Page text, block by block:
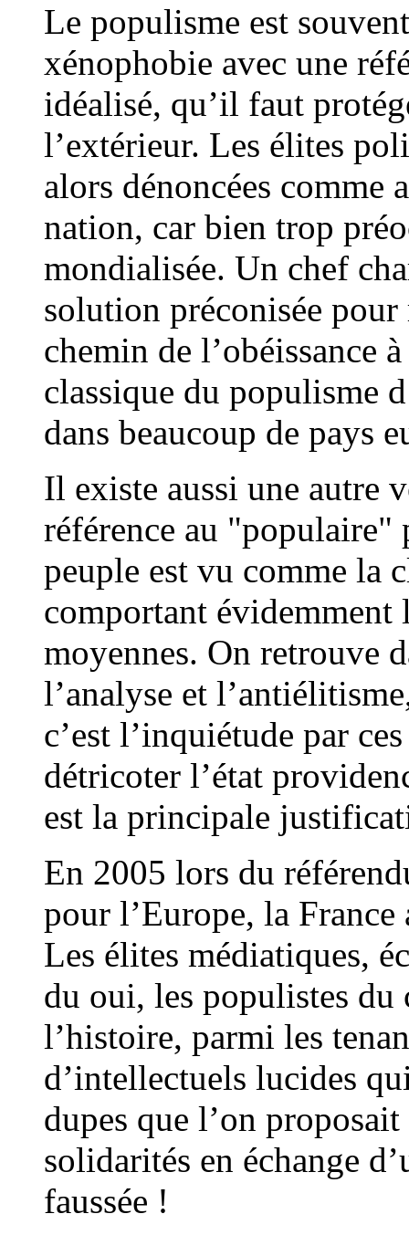
Le populisme est
xénophobie avec une
idéalisé, qu’il faut
l’extérieur. Les élites
alors dénoncées comme
nation, car bien trop
mondialisée. Un chef
solution préconisée
chemin de l’obéissance
classique du populisme
dans beaucoup de pays
Il existe aussi une autre
référence au "populaire"
peuple est vu comme la
comportant évidemment
moyennes. On retrouve
l’analyse et
c’est l’inquiétude par
détricoter l’état
est la principale
En 2005 lors du
pour l’Europe, la France
Les élites médiatiques,
du oui, les populistes du
l’histoire, parmi les
d’intellectuels lucides
dupes que l’on
solidarités en échange
faussée !